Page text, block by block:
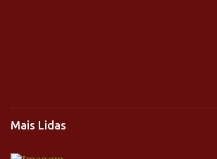
Mais Lidas